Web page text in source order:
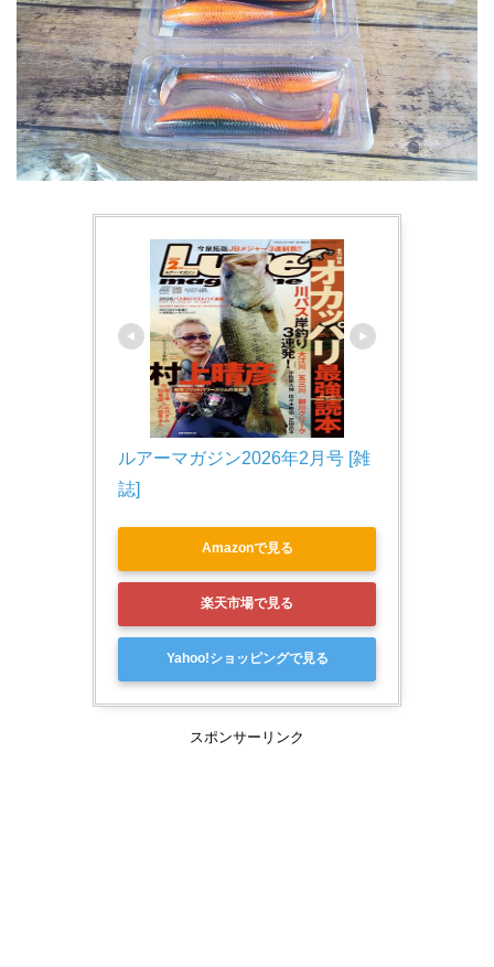
ルアーマガジン2026年2月号 [雑
誌]
Amazonで見る
楽天市場で見る
Yahoo!ショッピングで見る
スポンサーリンク